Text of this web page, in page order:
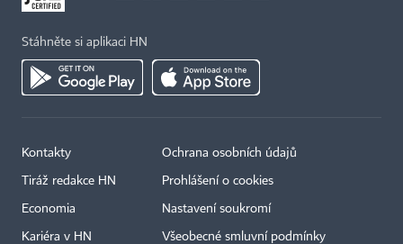
Stáhněte si aplikaci HN
Kontakty
Tiráž redakce HN
Economia
Kariéra v HN
Ochrana osobních údajů
Prohlášení o cookies
Nastavení soukromí
Všeobecné smluvní podmínky